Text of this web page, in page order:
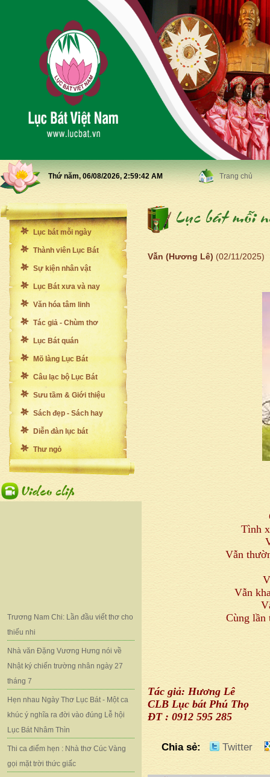
Thứ năm, 06/08/2026, 2:59:44 AM Trang chủ
Lục bát mỗi ngày
Thành viên Lục Bát
Sự kiện nhân vật
Lục Bát xưa và nay
Văn hóa tâm linh
Tác giả - Chùm thơ
Lục Bát quán
Mõ làng Lục Bát
Câu lạc bộ Lục Bát
Sưu tầm & Giới thiệu
Sách đẹp - Sách hay
Diễn đàn lục bát
Thư ngỏ
Trương Nam Chi: Lần đầu viết thơ cho
thiếu nhi
Nhà văn Đặng Vương Hưng nói về
Nhật ký chiến trường nhân ngày 27
tháng 7
Hẹn nhau Ngày Thơ Lục Bát - Một ca
khúc ý nghĩa ra đời vào đúng Lễ hội
Lục Bát Nhâm Thìn
Thi ca điểm hẹn : Nhà thơ Cúc Vàng
gọi mặt trời thức giấc
Vẫn (Hương Lê) (02/11/2025)
Tình
Vẫn
Vẫn
Cùng lần
Tác giả: Hương Lê
CLB Lục bát Phú Thọ
ĐT : 0912 595 285
Chia sẻ: Twitter